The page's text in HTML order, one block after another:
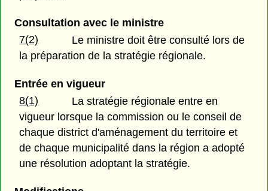
Consultation avec le ministre
7(2)
Le ministre doit être consulté lors de
la préparation de la stratégie régionale.
Entrée en vigueur
8(1)
La stratégie régionale entre en
vigueur lorsque la commission ou le conseil de
chaque district d'aménagement du territoire et
de chaque municipalité dans la région a adopté
une résolution adoptant la stratégie.